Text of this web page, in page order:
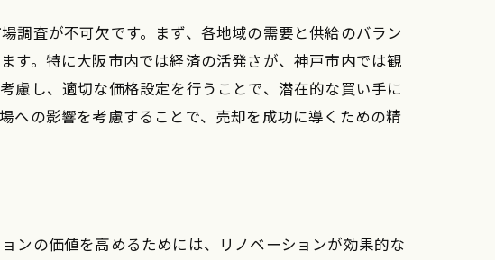
ンを高く売る方法
調査が不可欠です。まず、各地域の需要と供給のバラン
す。特に大阪市内では経済の活発さが、神戸市内では観
慮し、適切な価格設定を行うことで、潜在的な買い手に
への影響を考慮することで、売却を成功に導くための精
ンの価値を高めるためには、リノベーションが効果的な